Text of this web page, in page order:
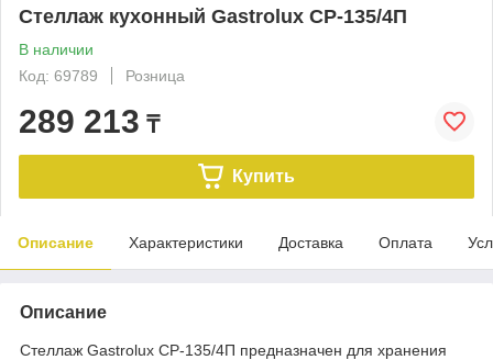
Стеллаж кухонный Gastrolux СР-135/4П
В наличии
Код: 69789
Розница
289 213 ₸
Купить
Описание Характеристики Доставка Оплата
Описание
Стеллаж Gastrolux СР-135/4П предназначен для хранения